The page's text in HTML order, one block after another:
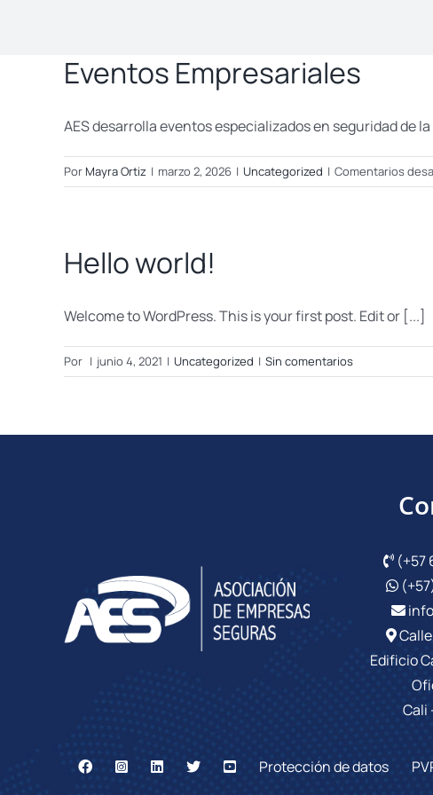
Eventos Empresariales
AES desarrolla eventos especializados en seguridad de
Por Mayra Ortiz | marzo 2, 2026 | Uncategorized | Comentarios
Hello world!
Welcome to WordPress. This is your first post. Edit or [...]
Por | junio 4, 2021 | Uncategorized | Sin comentarios
(+57
Calle
Edificio
Cali
Protección de datos